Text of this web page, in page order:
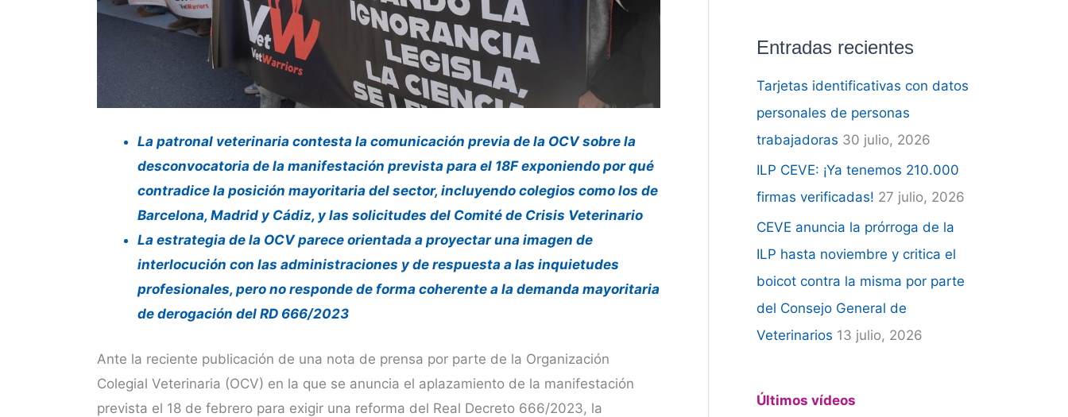
La patronal veterinaria contesta la comunicación previa de la OCV sobre la
desconvocatoria de la manifestación prevista para el 18F exponiendo por qué
contradice la posición mayoritaria del sector, incluyendo colegios como los de
Barcelona, Madrid y Cádiz, y las solicitudes del Comité de Crisis Veterinario
La estrategia de la OCV parece orientada a proyectar una imagen de
interlocución con las administraciones y de respuesta a las inquietudes
profesionales, pero no responde de forma coherente a la demanda mayoritaria
de derogación del RD 666/2023
Ante la reciente publicación de una nota de prensa por parte de la Organización
Colegial Veterinaria (OCV) en la que se anuncia el aplazamiento de la manifestación
prevista el 18 de febrero para exigir una reforma del Real Decreto 666/2023, la
c
a
r
p
o
r
Entradas recientes
Tarjetas identificativas con datos
personales de personas
trabajadoras 30 julio, 2026
ILP CEVE: ¡Ya tenemos 210.000
firmas verificadas! 27 julio, 2026
CEVE anuncia la prórroga de la
ILP hasta noviembre y critica el
boicot contra la misma por parte
del Consejo General de
Veterinarios 13 julio, 2026
Últimos vídeos